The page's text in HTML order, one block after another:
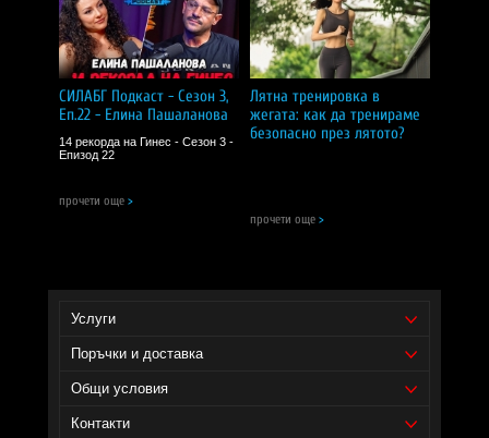
CИЛA БГ Tийм!
Доставчик на продукта - И фудс ЕООД.
Уебсайт на производителя -
https://www.nowfoods.com/
СИЛАБГ Подкаст - Сезон 3,
Еп.22 - Елина Пашаланова
14 рекорда на Гинес - Сезон 3 -
Епизод 22
прочети още >
Лятна тренировка в
жегата: как да тренираме
безопасно през лятото?
прочети още >
Услуги
Поръчки и доставка
Общи условия
Контакти